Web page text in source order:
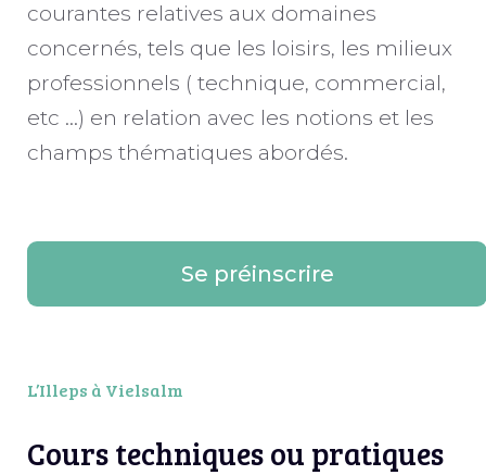
courantes relatives aux domaines
concernés, tels que les loisirs, les milieux
professionnels ( technique, commercial,
etc …) en relation avec les notions et les
champs thématiques abordés.
Se préinscrire
L’Illeps à Vielsalm
Cours techniques ou pratiques